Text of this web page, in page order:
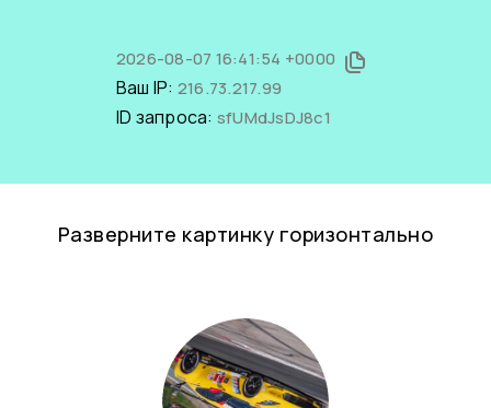
2026-08-07 16:41:54 +0000
Ваш IP: 216.73.217.99
ID запроса: sfUMdJsDJ8c1
Разверните картинку горизонтально